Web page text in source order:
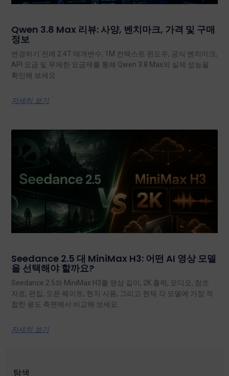
Qwen 3.8 Max 리뷰: 사양, 벤치마크, 가격 및 구매
정보
변경하기 전에 2.4T 매개변수, 1M 컨텍스트 윈도우, 공식 벤치마크,
API 요금 및 무제한 요금제를 통해 Qwen 3.8 Max의 실제 성능을
확인해 보세요.
자세히 보기
Seedance 2.5 대 MiniMax H3: 어떤 AI 영상 모델
을 선택해야 할까요?
Seedance 2.5와 MiniMax H3를 영상 길이, 2K 출력, 오디오, 참조
자료, 편집, 오픈 웨이트, 현지 사용, 그리고 현재 각 모델에 가장 적
합한 용도 측면에서 비교해 보세요.
자세히 보기
탐색